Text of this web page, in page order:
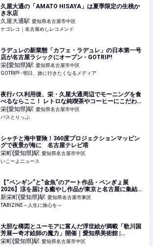
久屋大通の「AMATO HISAYA」は夏季限定の生桃か
き氷店
久屋大通駅 愛知県名古屋市中区
ナゴレコ｜名古屋めしレコメンド
ラデュレの新業態「カフェ・ラデュレ」の日本第一号
店が名古屋ラシックにオープン - GOTRIP!
栄(愛知県)駅 愛知県名古屋市中区
GOTRIP! - 明日、旅に行きたくなるメディア
夜行バス利用後、栄・久屋大通周辺でモーニングを食
べるならここ！ レトロな純喫茶やコーヒーにこだわっ
たカフェを紹介
栄(愛知県)駅 愛知県名古屋市中区
バスとりっぷ
シャチと海中冒険！360度プロジェクションマッピン
グで夜景が海に 名古屋テレビ塔
栄町(愛知県)駅 愛知県名古屋市中区
いこーよニュース
【“ペンギン”と“金魚”のアート作品・ペンぎょ展
2026】涼を届ける癒やし作品が東京と名古屋に集結！
| TABIZINE～人生に旅心を～
新栄町(愛知県)駅 愛知県名古屋市東区
TABIZINE～人生に旅心を～
大胆な構図とユーモアに富んだ浮世絵が満載「歌川国
芳展―奇才絵師の魔力」開催｜愛知県美術館 |
TABIZINE～人生に旅心を～
栄町(愛知県)駅 愛知県名古屋市中区